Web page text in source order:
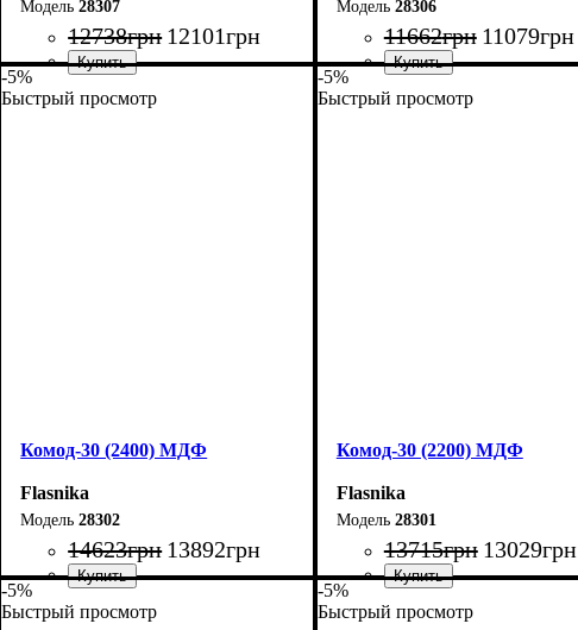
28307
12738грн 12101грн
28306
11662грн 11079грн
-5%
Быстрый просмотр
Комод-30 (2400) МДФ
Flasnika
28302
14623грн 13892грн
-5%
Быстрый просмотр
Комод-30 (2200) МДФ
Flasnika
28301
13715грн 13029грн
-5%
Быстрый просмотр
-5%
Быстрый просмотр